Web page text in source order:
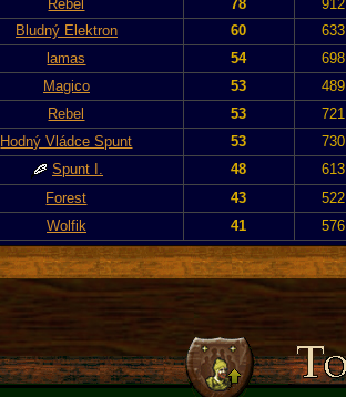
Rebel 78
Bludný Elektron 60
lamas 54
Magico 53
Rebel 53
Hodný Vládce Spunt 53
Spunt I. 48
Forest 43
Wolfik 41